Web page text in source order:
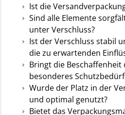
Ist die
Sind alle Elemente
unter Verschluss?
Ist der Verschluss stabil
die zu erwartenden
Bringt die Beschaffenheit
besonderes
Wurde der Platz in der
und optimal genutzt?
Bietet das